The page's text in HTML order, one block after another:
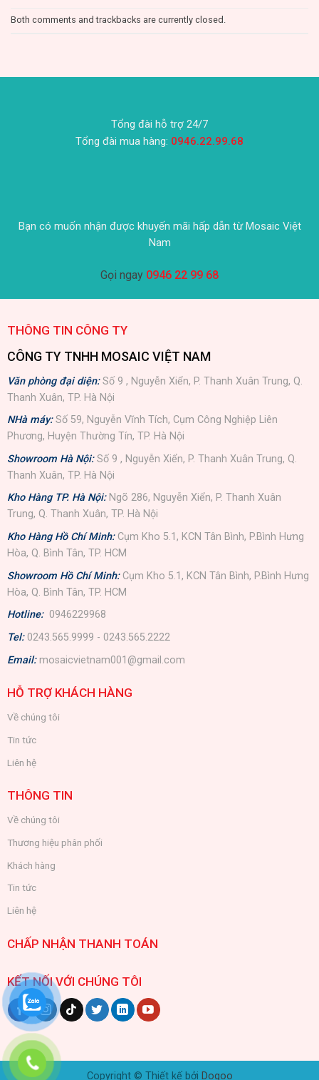
Both comments and trackbacks are currently closed.
Tổng đài hỗ trợ 24/7
Tổng đài mua hàng: 0946.22.99.68
Bạn có muốn nhận được khuyến mãi hấp dẫn từ Mosaic Việt
Nam
Gọi ngay 0946 22 99 68
THÔNG TIN CÔNG TY
CÔNG TY TNHH MOSAIC VIỆT NAM
Văn phòng đại diện:Số 9 , Nguyễn Xiển, P. Thanh Xuân Trung, Q.
Thanh Xuân, TP. Hà Nội
NHà máy: Số 59, Nguyễn Vĩnh Tích, Cụm Công Nghiệp Liên
Phương, Huyện Thường Tín, TP. Hà Nội
Showroom Hà Nội: Số 9 , Nguyễn Xiển, P. Thanh Xuân Trung, Q.
Thanh Xuân, TP. Hà Nội
Kho Hàng TP. Hà Nội: Ngõ 286, Nguyễn Xiển, P. Thanh Xuân
Trung, Q. Thanh Xuân, TP. Hà Nội
Kho Hàng Hồ Chí Minh: Cụm Kho 5.1, KCN Tân Bình, P.Bình Hưng
Hòa, Q. Bình Tân, TP. HCM
Showroom Hồ Chí Minh: Cụm Kho 5.1, KCN Tân Bình, P.Bình Hưng
Hòa, Q. Bình Tân, TP. HCM
Hotline: 0946229968
Tel: 0243.565.9999 - 0243.565.2222
Email: mosaicvietnam001@gmail.com
HỖ TRỢ KHÁCH HÀNG
Về chúng tôi
Tin tức
Liên hệ
THÔNG TIN
Về chúng tôi
Thương hiệu phân phối
Khách hàng
Tin tức
Liên hệ
CHẤP NHẬN THANH TOÁN
KẾT NỐI VỚI CHÚNG TÔI
Copyright © Thiết kế bởi Dogoo